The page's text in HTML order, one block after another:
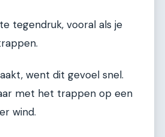
tegendruk, vooral als je
went dit gevoel snel.
met het trappen op een
wind.